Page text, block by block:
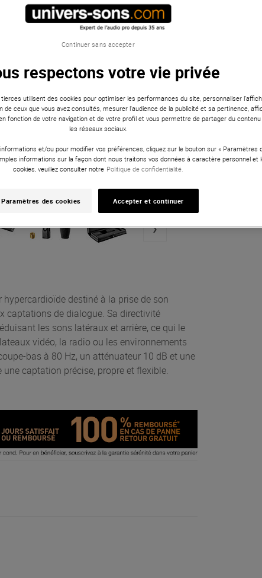
destiné à la prise de son
captations de dialogue. Sa directivité
les sons latéraux et arrière, ce qui le
vidéo, la radio ou les environnements
bas à 80 Hz, un atténuateur 10 dB et une
captation précise, propre et flexible.
respectons votre vie privée
utilisent des cookies pour optimiser les performances du site, personnaliser
de ceux que vous avez consultés, mesurer l'audience de la publicité et sa pertinence,
fonction de votre navigation et de votre profil et vous permettre de partager du
les réseaux sociaux.
et/ou pour modifier vos préférences, cliquez sur le bouton sur « Paramètres
informations sur la façon dont nous traitons vos données à caractère personnel et
cookies, veuillez consulter notre Politique de confidentialité.
Paramètres des cookies Accepter et continuer
Continuer sans accepter